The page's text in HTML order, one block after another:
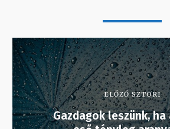
ELŐZŐ SZTORI
Gazdagok leszünk, ha